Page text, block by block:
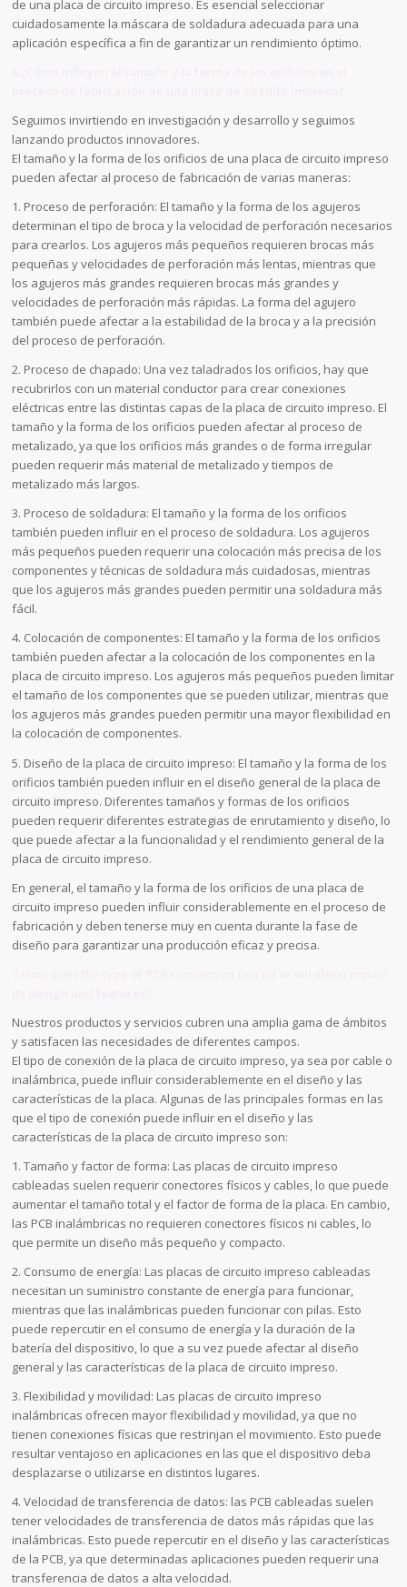
de una placa de circuito impreso. Es esencial seleccionar
cuidadosamente la máscara de soldadura adecuada para una
aplicación específica a fin de garantizar un rendimiento óptimo.
Seguimos invirtiendo en investigación y desarrollo y seguimos
lanzando productos innovadores.
El tamaño y la forma de los orificios de una placa de circuito impreso
pueden afectar al proceso de fabricación de varias maneras:
1. Proceso de perforación: El tamaño y la forma de los agujeros
determinan el tipo de broca y la velocidad de perforación necesarios
para crearlos. Los agujeros más pequeños requieren brocas más
pequeñas y velocidades de perforación más lentas, mientras que
los agujeros más grandes requieren brocas más grandes y
velocidades de perforación más rápidas. La forma del agujero
también puede afectar a la estabilidad de la broca y a la precisión
del proceso de perforación.
2. Proceso de chapado: Una vez taladrados los orificios, hay que
recubrirlos con un material conductor para crear conexiones
eléctricas entre las distintas capas de la placa de circuito impreso. El
tamaño y la forma de los orificios pueden afectar al proceso de
metalizado, ya que los orificios más grandes o de forma irregular
pueden requerir más material de metalizado y tiempos de
metalizado más largos.
3. Proceso de soldadura: El tamaño y la forma de los orificios
también pueden influir en el proceso de soldadura. Los agujeros
más pequeños pueden requerir una colocación más precisa de los
componentes y técnicas de soldadura más cuidadosas, mientras
que los agujeros más grandes pueden permitir una soldadura más
fácil.
4. Colocación de componentes: El tamaño y la forma de los orificios
también pueden afectar a la colocación de los componentes en la
placa de circuito impreso. Los agujeros más pequeños pueden limitar
el tamaño de los componentes que se pueden utilizar, mientras que
los agujeros más grandes pueden permitir una mayor flexibilidad en
la colocación de componentes.
5. Diseño de la placa de circuito impreso: El tamaño y la forma de los
orificios también pueden influir en el diseño general de la placa de
circuito impreso. Diferentes tamaños y formas de los orificios
pueden requerir diferentes estrategias de enrutamiento y diseño, lo
que puede afectar a la funcionalidad y el rendimiento general de la
placa de circuito impreso.
En general, el tamaño y la forma de los orificios de una placa de
circuito impreso pueden influir considerablemente en el proceso de
fabricación y deben tenerse muy en cuenta durante la fase de
diseño para garantizar una producción eficaz y precisa.
Nuestros productos y servicios cubren una amplia gama de ámbitos
y satisfacen las necesidades de diferentes campos.
El tipo de conexión de la placa de circuito impreso, ya sea por cable o
inalámbrica, puede influir considerablemente en el diseño y las
características de la placa. Algunas de las principales formas en las
que el tipo de conexión puede influir en el diseño y las
características de la placa de circuito impreso son:
1. Tamaño y factor de forma: Las placas de circuito impreso
cableadas suelen requerir conectores físicos y cables, lo que puede
aumentar el tamaño total y el factor de forma de la placa. En cambio,
las PCB inalámbricas no requieren conectores físicos ni cables, lo
que permite un diseño más pequeño y compacto.
2. Consumo de energía: Las placas de circuito impreso cableadas
necesitan un suministro constante de energía para funcionar,
mientras que las inalámbricas pueden funcionar con pilas. Esto
puede repercutir en el consumo de energía y la duración de la
batería del dispositivo, lo que a su vez puede afectar al diseño
general y las características de la placa de circuito impreso.
3. Flexibilidad y movilidad: Las placas de circuito impreso
inalámbricas ofrecen mayor flexibilidad y movilidad, ya que no
tienen conexiones físicas que restrinjan el movimiento. Esto puede
resultar ventajoso en aplicaciones en las que el dispositivo deba
desplazarse o utilizarse en distintos lugares.
4. Velocidad de transferencia de datos: las PCB cableadas suelen
tener velocidades de transferencia de datos más rápidas que las
inalámbricas. Esto puede repercutir en el diseño y las características
de la PCB, ya que determinadas aplicaciones pueden requerir una
transferencia de datos a alta velocidad.